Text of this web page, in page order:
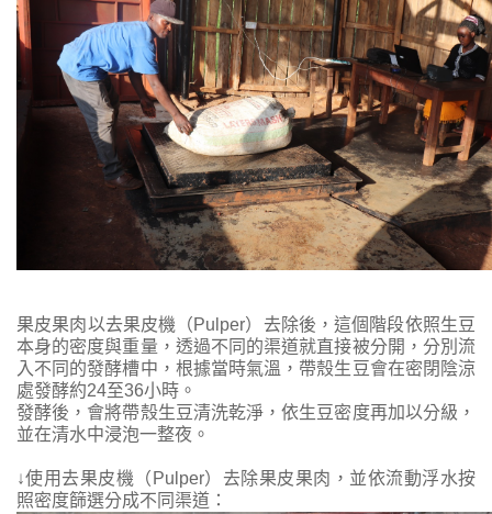
果皮果肉以去果皮機（Pulper）去除後，這個階段依照生豆
本身的密度與重量，透過不同的渠道就直接被分開，分別流
入不同的發酵槽中，根據當時氣溫，帶殼生豆會在密閉陰涼
處發酵約24至36小時。
發酵後，會將帶殼生豆清洗乾淨，依生豆密度再加以分級，
並在清水中浸泡一整夜。
↓使用去果皮機（Pulper） 去除果皮果肉 ，並依流動浮水按
照密度篩選分成不同渠道：